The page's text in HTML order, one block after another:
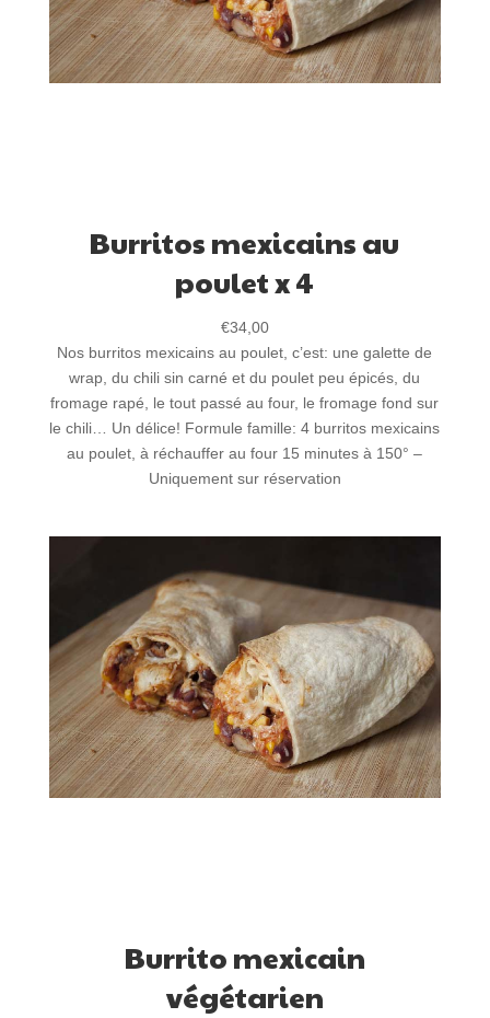
Burritos mexicains au
poulet x 4
€34,00
Nos burritos mexicains au poulet, c’est: une galette de
wrap, du chili sin carné et du poulet peu épicés, du
fromage rapé, le tout passé au four, le fromage fond sur
le chili… Un délice! Formule famille: 4 burritos mexicains
au poulet, à réchauffer au four 15 minutes à 150° –
Uniquement sur réservation
Burrito mexicain
végétarien